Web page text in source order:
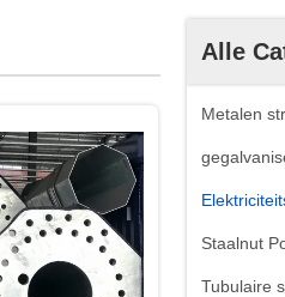
Alle
Metalen
Staalnut
Tubulaire